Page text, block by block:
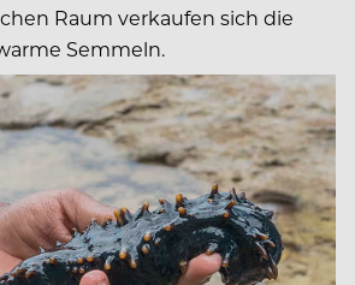
Raum verkaufen sich die
Semmeln.